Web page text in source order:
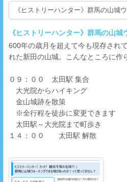
《ヒストリーハンター》群馬の山城
600年の歳月を超えて今も現存され
れた新田の山城。こんなところに作
０９：００ 太田駅 集合
大光院からハイキング
金山城跡を散策
※全行程を徒歩に変更できます
太田駅～大光院まで町歩き
１４：００ 太田駅 解散